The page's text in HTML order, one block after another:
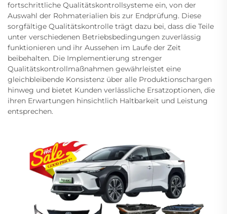
fortschrittliche Qualitätskontrollsysteme ein, von der
Auswahl der Rohmaterialien bis zur Endprüfung. Diese
sorgfältige Qualitätskontrolle trägt dazu bei, dass die Teile
unter verschiedenen Betriebsbedingungen zuverlässig
funktionieren und ihr Aussehen im Laufe der Zeit
beibehalten. Die Implementierung strenger
Qualitätskontrollmaßnahmen gewährleistet eine
gleichbleibende Konsistenz über alle Produktionschargen
hinweg und bietet Kunden verlässliche Ersatzoptionen, die
ihren Erwartungen hinsichtlich Haltbarkeit und Leistung
entsprechen.